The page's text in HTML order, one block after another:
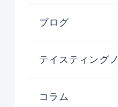
ブログ
テイスティング
コラム